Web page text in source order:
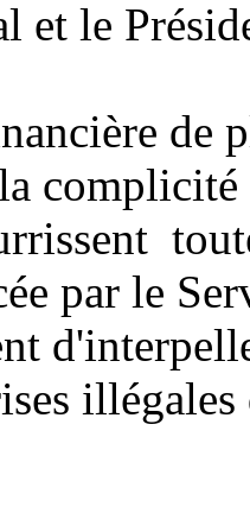
et le
de
par le